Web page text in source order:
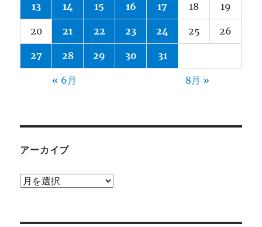
13 14 15 16 17 18 19
20 21 22 23 24 25 26
27 28 29 30 31
« 6月 8月 »
アーカイブ
ア